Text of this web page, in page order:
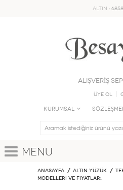
ALTIN :
ALIŞVERİŞ
Üye Ol
KURUMSAL
Menu
Anasayfa ALTIN YÜZÜK
Modelleri ve Fiyatları